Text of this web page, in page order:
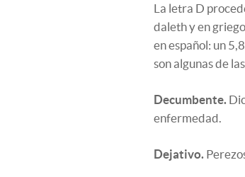
La letra D
daleth y en
en español: un
son algunas de
Decumbente.
enfermedad.
Dejativo.